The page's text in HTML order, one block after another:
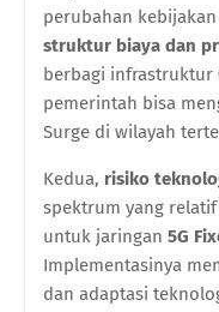
perubahan
struktur biaya dan
berbagi infrastruktur
pemerintah bisa
Surge di wilayah
Kedua, risiko
spektrum yang
untuk jaringan 5G
Implementasinya
dan adaptasi